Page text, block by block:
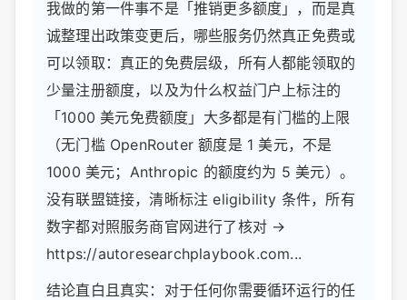
我做的第一件事不是「推销更多额度」，而是真
诚整理出政策变更后，哪些服务仍然真正免费或
可以领取：真正的免费层级，所有人都能领取的
少量注册额度，以及为什么权益门户上标注的
「1000 美元免费额度」大多都是有门槛的上限
（无门槛 OpenRouter 额度是 1 美元，不是
1000 美元；Anthropic 的额度约为 5 美元）。
没有联盟链接，清晰标注 eligibility 条件，所有
数字都对照服务商官网进行了核对 →
https://autoresearchplaybook.com...
结论直白且真实：对于任何你需要循环运行的任